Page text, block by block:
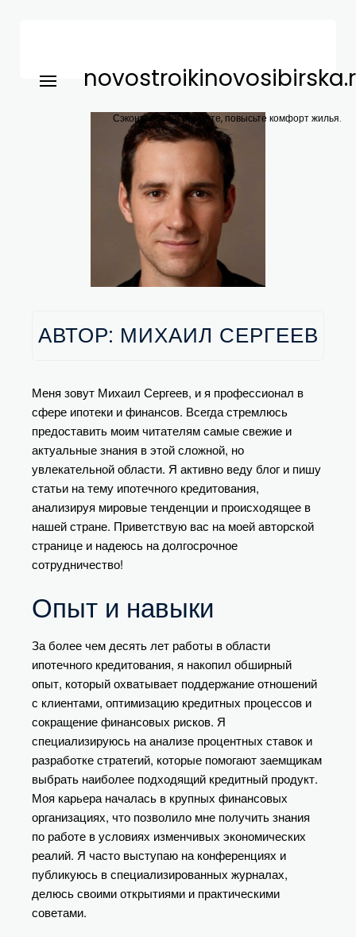
Сэкономьте на ремонте, повысьте комфорт жилья.
АВТОР: МИХАИЛ СЕРГЕЕВ
Меня зовут Михаил Сергеев, и я профессионал в
сфере ипотеки и финансов. Всегда стремлюсь
предоставить моим читателям самые свежие и
актуальные знания в этой сложной, но
увлекательной области. Я активно веду блог и пишу
статьи на тему ипотечного кредитования,
анализируя мировые тенденции и происходящее в
нашей стране. Приветствую вас на моей авторской
странице и надеюсь на долгосрочное
сотрудничество!
Опыт и навыки
За более чем десять лет работы в области
ипотечного кредитования, я накопил обширный
опыт, который охватывает поддержание отношений
с клиентами, оптимизацию кредитных процессов и
сокращение финансовых рисков. Я
специализируюсь на анализе процентных ставок и
разработке стратегий, которые помогают заемщикам
выбрать наиболее подходящий кредитный продукт.
Моя карьера началась в крупных финансовых
организациях, что позволило мне получить знания
по работе в условиях изменчивых экономических
реалий. Я часто выступаю на конференциях и
публикуюсь в специализированных журналах,
делюсь своими открытиями и практическими
советами.